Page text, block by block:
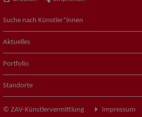
Suche nach Künstler*innen
Aktuelles
Portfolio
Standorte
© ZAV-Künstlervermittlung Impressum